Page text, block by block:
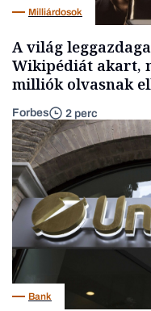
Milliárdosok
A világ
Wikipédiát akart,
milliók olvasnak
Forbes 2 perc
Bank